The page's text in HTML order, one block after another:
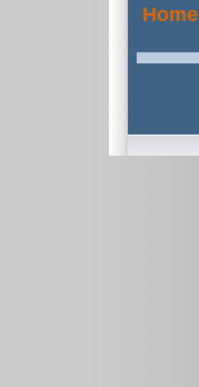
Home